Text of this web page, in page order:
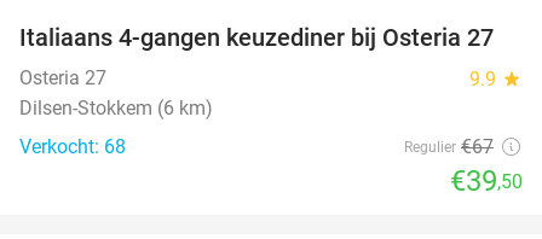
41%
Italiaans 4-gangen keuzediner bij Osteria 27
Osteria 27 9.9 star
Dilsen-Stokkem (6 km)
Verkocht: 68
Regulier €67
€39,50